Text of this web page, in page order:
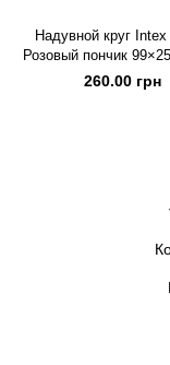
Надувной круг
Розовый пончик
детей и
260.00 грн